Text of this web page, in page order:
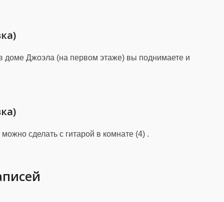
в доме Джоэла (на первом этаже) вы поднимаете и
сделать с гитарой в комнате (4) .